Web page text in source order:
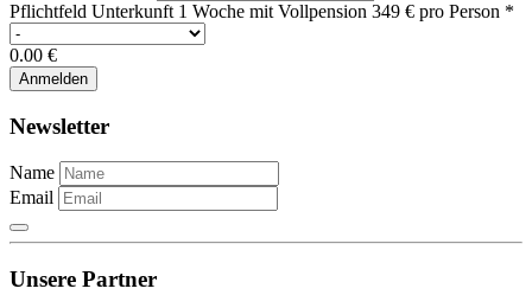
Pflichtfeld Unterkunft 1 Woche mit Vollpension 349 € pro Person *
0.00 €
Newsletter
Name
Email
Unsere Partner